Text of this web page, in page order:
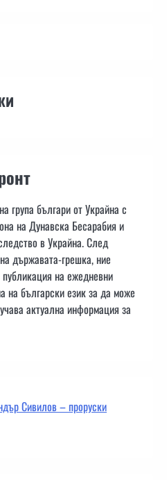
група българи от Украйна с
на Дунавска Бесарабия и
в Украйна. След
държавата-грешка, ние
на ежедневни
на български език за да може
актуална информация за
Сивилов – проруски